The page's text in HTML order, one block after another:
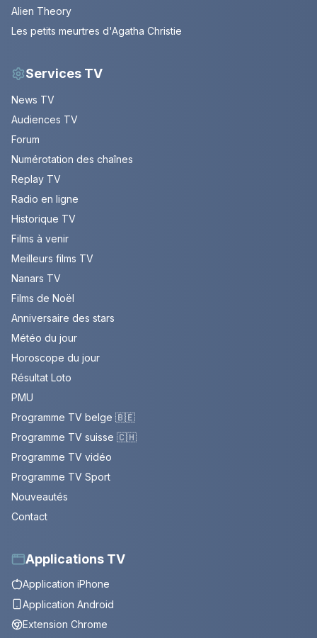
Alien Theory
Les petits meurtres d'Agatha Christie
Services TV
News TV
Audiences TV
Forum
Numérotation des chaînes
Replay TV
Radio en ligne
Historique TV
Films à venir
Meilleurs films TV
Nanars TV
Films de Noël
Anniversaire des stars
Météo du jour
Horoscope du jour
Résultat Loto
PMU
Programme TV belge 🇧🇪
Programme TV suisse 🇨🇭
Programme TV vidéo
Programme TV Sport
Nouveautés
Contact
Applications TV
Application iPhone
Application Android
Extension Chrome